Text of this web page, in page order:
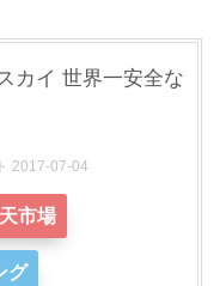
カイ 世界一安全な
2017-07-04
市場
グ